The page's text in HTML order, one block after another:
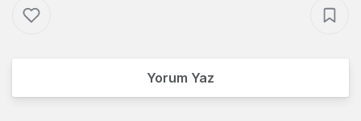
Yorum Yaz